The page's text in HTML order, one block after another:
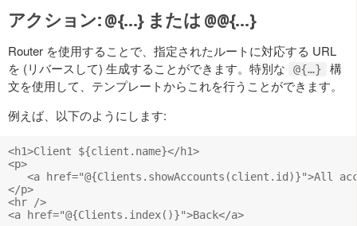
アクション: @{…} または @@{…}
Router を使用することで、指定されたルートに対応する URL
を (リバースして) 生成することができます。特別な
@{…}
構
文を使用して、テンプレートからこれを行うことができます。
例えば、以下のようにします:
<h1>Client ${client.name}</h1>
<p>
<a href="@{Clients.showAccounts(client.id)}">All
</p>
<hr />